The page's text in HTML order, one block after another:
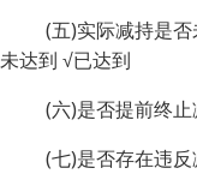
(五)实际减持是
未达到 √已达到
(六)是否提前终
(七)是否存在违